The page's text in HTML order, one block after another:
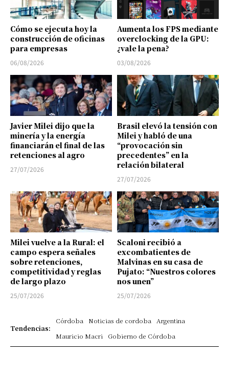
Cómo se ejecuta hoy la
construcción de oficinas
para empresas
06/08/2026
Aumenta los FPS mediante
overclocking de la GPU:
¿vale la pena?
03/08/2026
Javier Milei dijo que la
minería y la energía
financiarán el final de las
retenciones al agro
27/07/2026
Brasil elevó la tensión con
Milei y habló de una
“provocación sin
precedentes” en la
relación bilateral
27/07/2026
Milei vuelve a la Rural: el
campo espera señales
sobre retenciones,
competitividad y reglas
de largo plazo
25/07/2026
Scaloni recibió a
excombatientes de
Malvinas en su casa de
Pujato: “Nuestros colores
nos unen”
25/07/2026
Tendencias:
Córdoba Noticias de cordoba
Argentina
Mauricio Macri
Gobierno de Córdoba